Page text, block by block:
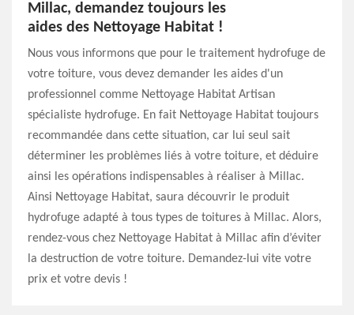
Millac, demandez toujours les
aides des Nettoyage Habitat !
Nous vous informons que pour le traitement hydrofuge de
votre toiture, vous devez demander les aides d'un
professionnel comme Nettoyage Habitat Artisan
spécialiste hydrofuge. En fait Nettoyage Habitat toujours
recommandée dans cette situation, car lui seul sait
déterminer les problèmes liés à votre toiture, et déduire
ainsi les opérations indispensables à réaliser à Millac.
Ainsi Nettoyage Habitat, saura découvrir le produit
hydrofuge adapté à tous types de toitures à Millac. Alors,
rendez-vous chez Nettoyage Habitat à Millac afin d’éviter
la destruction de votre toiture. Demandez-lui vite votre
prix et votre devis !